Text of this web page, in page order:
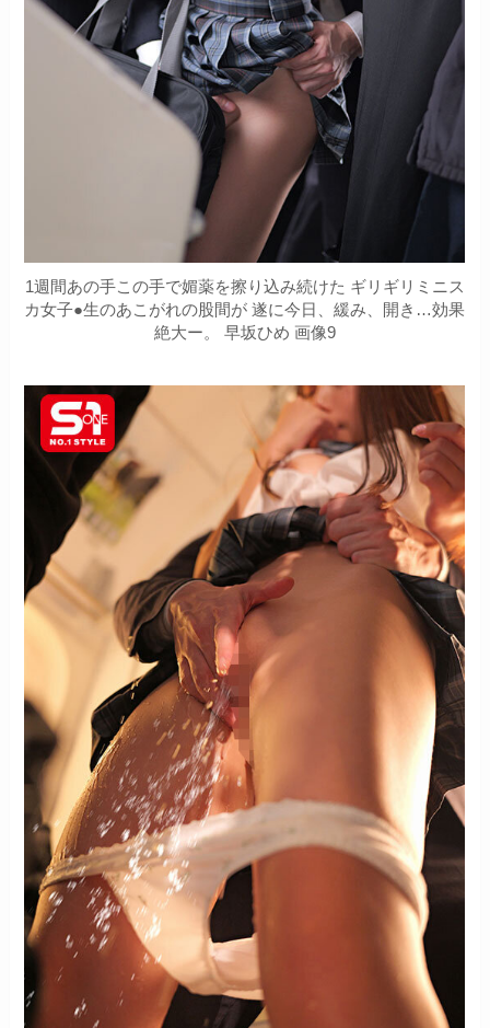
1週間あの手この手で媚薬を擦り込み続けた ギリギリミニス
カ女子●生のあこがれの股間が 遂に今日、緩み、開き…効果
絶大ー。 早坂ひめ 画像9